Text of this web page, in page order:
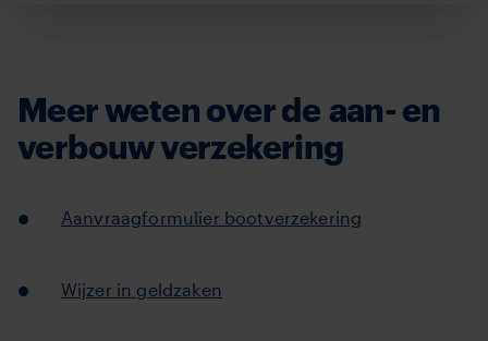
Meer weten over de aan- en
verbouw verzekering
Aanvraagformulier bootverzekering
Wijzer in geldzaken